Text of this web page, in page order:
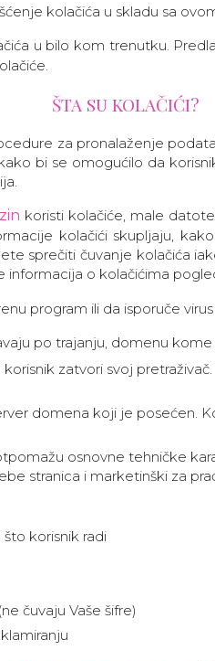
kolačića u skladu sa
u bilo kom trenutku.
ŠTA SU KOLAČIĆI?
za pronalaženje
bi se omogućilo da
koristi kolačiće, male
kolačići skupljaju,
sprečiti čuvanje kolačića
informacija o kolačićima
program ili da isporuče virus
po trajanju, domenu
zatvori svoj
domena koji je posećen.
osnovne tehničke
stranica i marketinški za
korisnik radi
čuvaju Vaše šifre)